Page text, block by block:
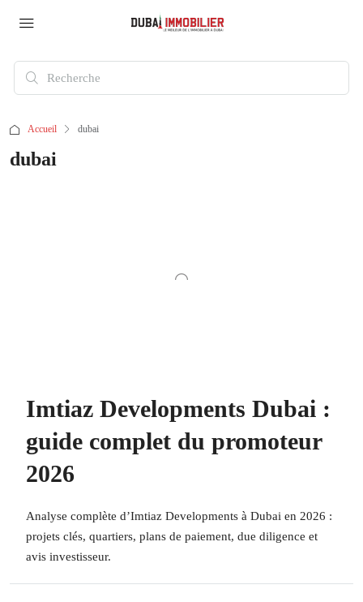
Accueil dubai
dubai
Imtiaz Developments Dubai :
guide complet du promoteur
2026
Analyse complète d’Imtiaz Developments à Dubai en 2026 :
projets clés, quartiers, plans de paiement, due diligence et
avis investisseur.